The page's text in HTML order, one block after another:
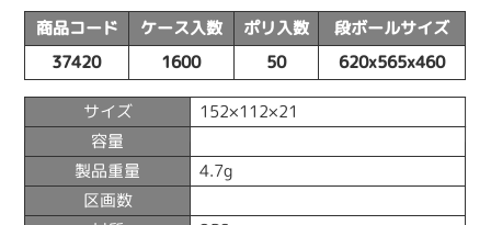
商品コード ケース入数 ポリ入数 段ボールサイズ
37420 1600 50 620x565x460
サイズ 152×112×21
容量
製品重量 4.7g
区画数